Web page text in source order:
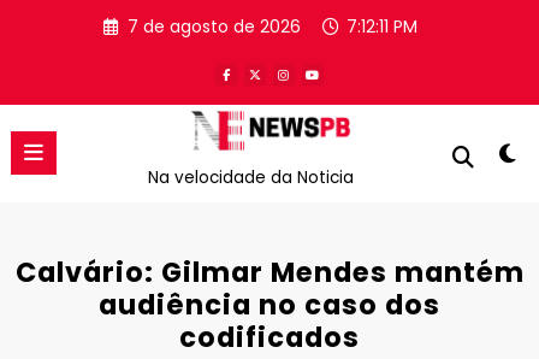
7 de agosto de 2026 7:12:11 PM
Na velocidade da Noticia
Calvário: Gilmar Mendes mantém
audiência no caso dos
codificados